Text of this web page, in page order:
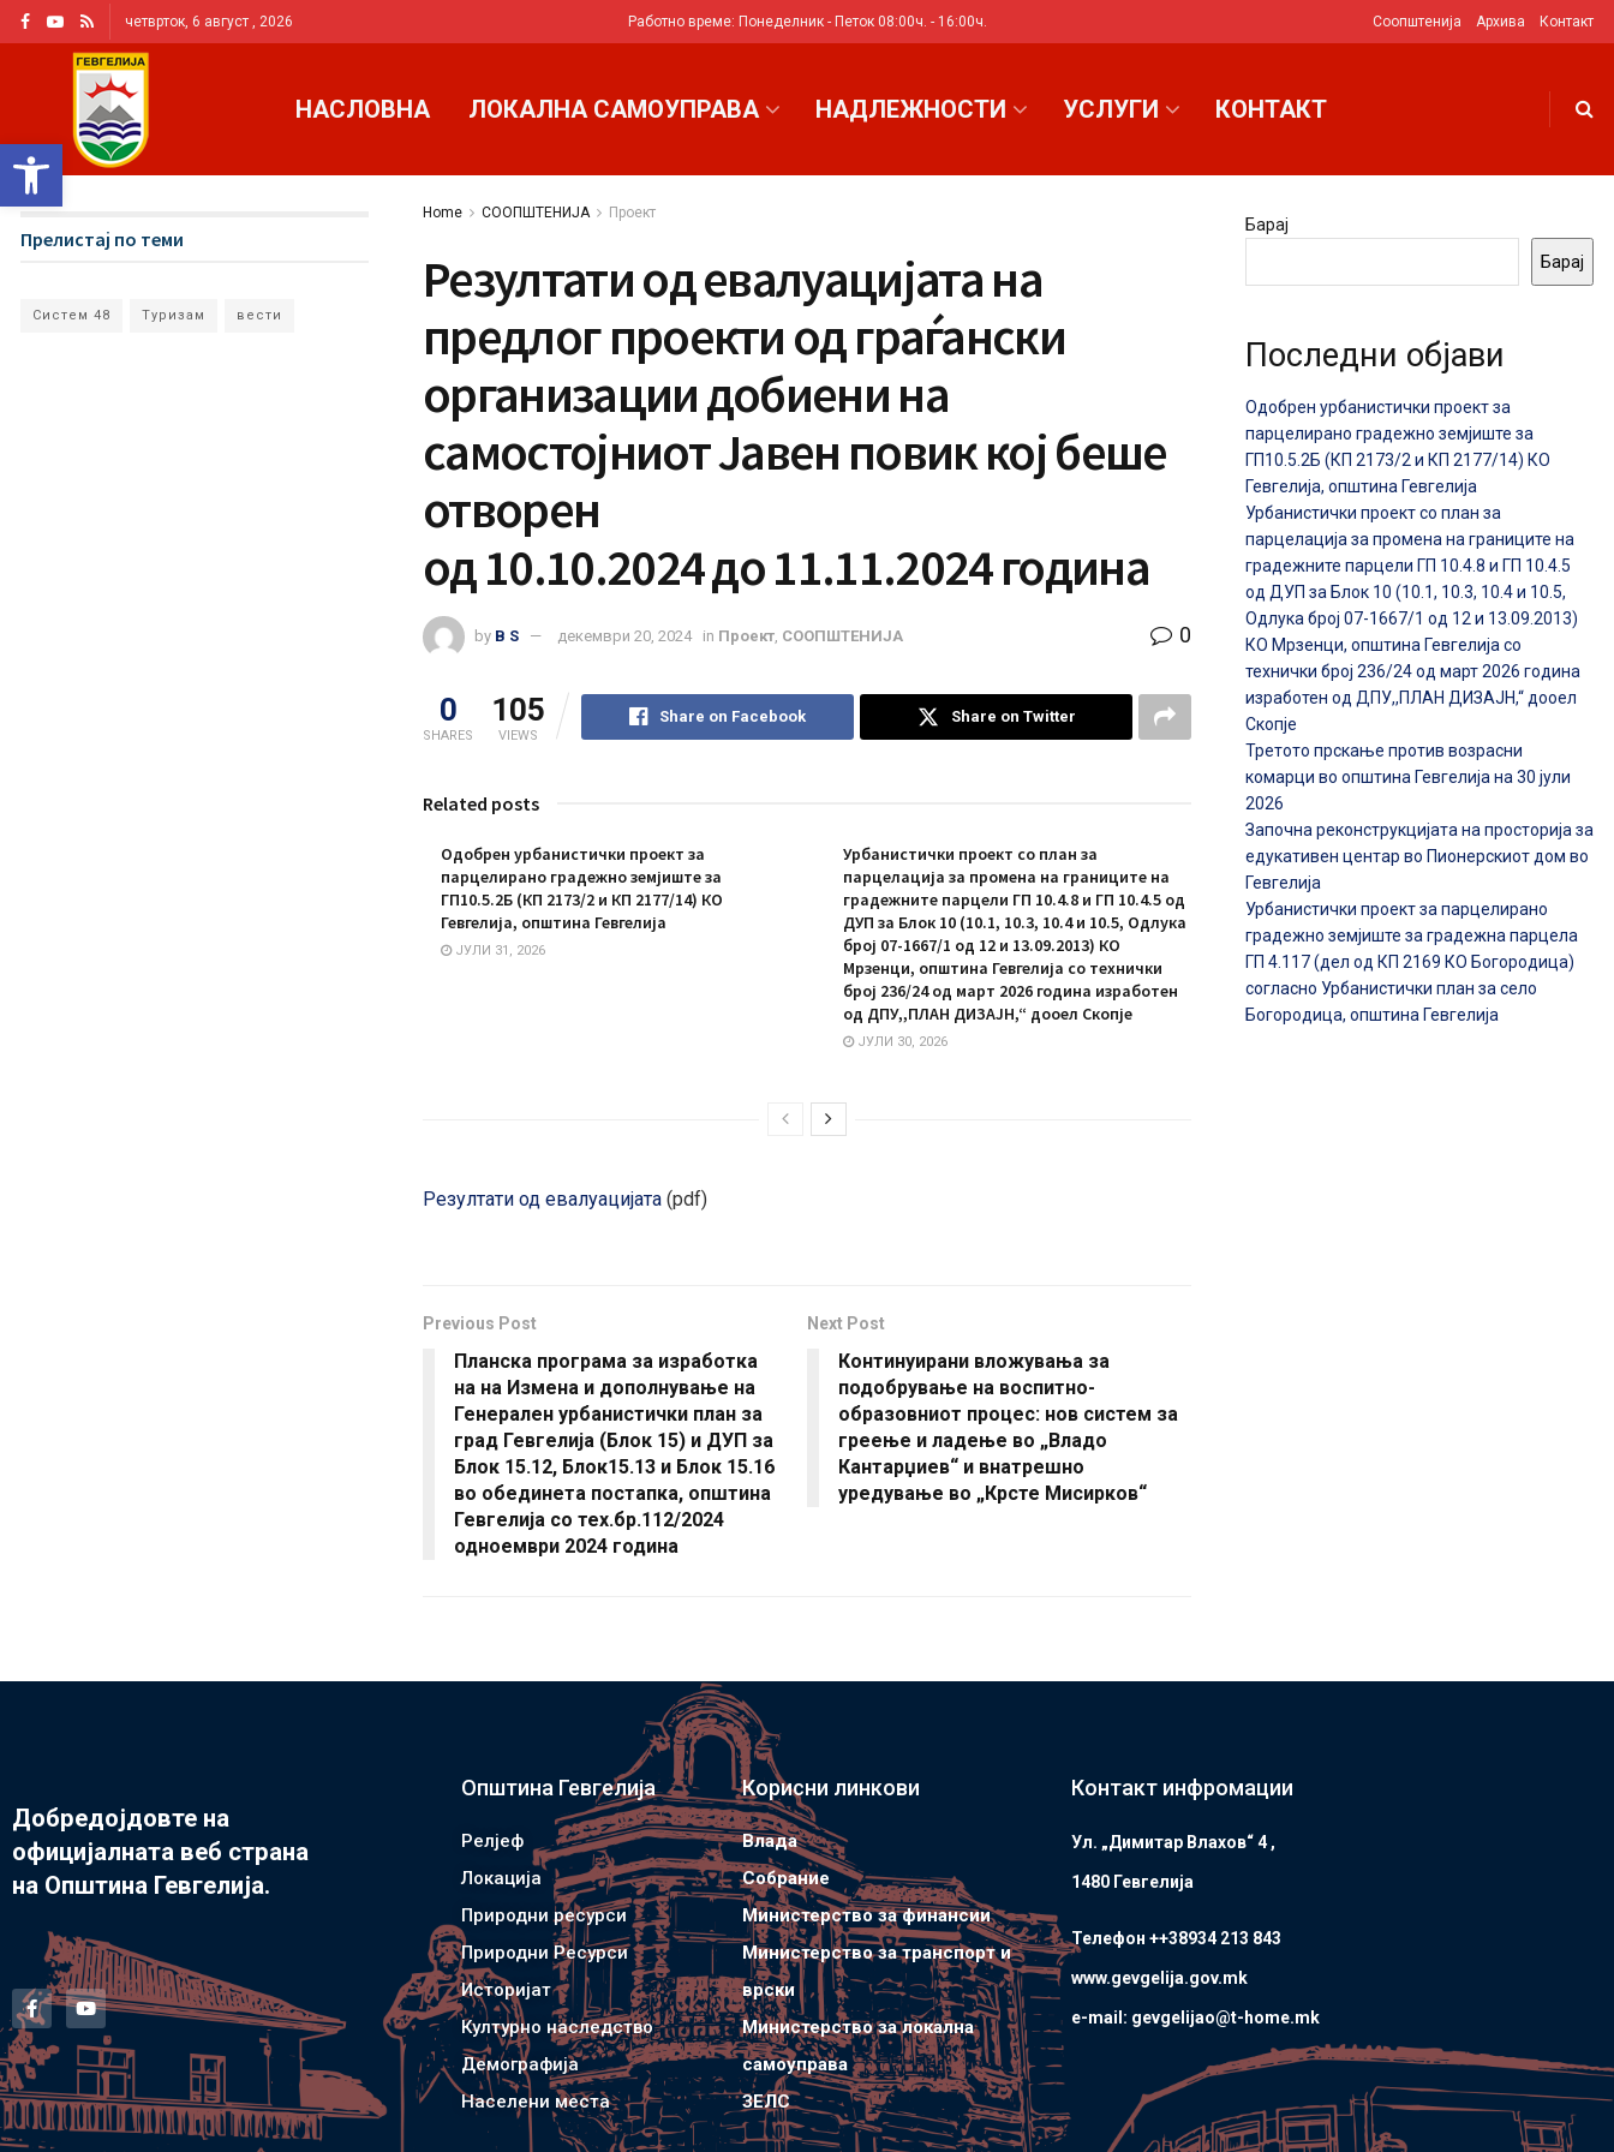
Open toolbar
четврток, 6 август , 2026 Работно време: Понеделник - Петок 08:00ч. - 16:00ч. Соопштенија Архива Контакт
НАСЛОВНА ЛОКАЛНА САМОУПРАВА НАДЛЕЖНОСТИ УСЛУГИ КОНТАКТ
Home СООПШТЕНИЈА Проект
Резултати од евалуацијата на
предлог проекти од граѓански
организации добиени на
самостојниот Јавен повик кој беше
отворен
од 10.10.2024 до 11.11.2024 година
by B S декември 20, 2024 in Проект СООПШТЕНИЈА 0
0
SHARES
105
VIEWS
Share on Facebook Share on Twitter
Related posts
Одобрен урбанистички проект за
парцелирано градежно земјиште за
ГП10.5.2Б (КП 2173/2 и КП 2177/14) КО
Гевгелија, општина Гевгелија
ЈУЛИ 31, 2026
Урбанистички проект со план за
парцелација за промена на границите на
градежните парцели ГП 10.4.8 и ГП 10.4.5 од
ДУП за Блок 10 (10.1, 10.3, 10.4 и 10.5, Одлука
број 07-1667/1 од 12 и 13.09.2013) КО
Мрзенци, општина Гевгелија со технички
број 236/24 од март 2026 година изработен
од ДПУ,,ПЛАН ДИЗАЈН,“ дооел Скопје
ЈУЛИ 30, 2026
Резултати од евалуацијата (pdf)
Previous Post
Планска програма за изработка
на на Измена и дополнување на
Генерален урбанистички план за
град Гевгелија (Блок 15) и ДУП за
Блок 15.12, Блок15.13 и Блок 15.16
во обединета постапка, општина
Гевгелија со тех.бр.112/2024
одноември 2024 година
Next Post
Континуирани вложувања за
подобрување на воспитно-
образовниот процес: нов систем за
греење и ладење во „Владо
Кантарџиев“ и внатрешно
уредување во „Крсте Мисирков“
Прелистај по теми
Систем 48 Туризам вести
Барај
Барај
Последни објави
Одобрен урбанистички проект за
парцелирано градежно земјиште за
ГП10.5.2Б (КП 2173/2 и КП 2177/14) КО
Гевгелија, општина Гевгелија
Урбанистички проект со план за
парцелација за промена на границите на
градежните парцели ГП 10.4.8 и ГП 10.4.5
од ДУП за Блок 10 (10.1, 10.3, 10.4 и 10.5,
Одлука број 07-1667/1 од 12 и 13.09.2013)
КО Мрзенци, општина Гевгелија со
технички број 236/24 од март 2026 година
изработен од ДПУ,,ПЛАН ДИЗАЈН,“ дооел
Скопје
Третото прскање против возрасни
комарци во општина Гевгелија на 30 јули
2026
Започна реконструкцијата на просторија за
едукативен центар во Пионерскиот дом во
Гевгелија
Урбанистички проект за парцелирано
градежно земјиште за градежна парцела
ГП 4.117 (дел од КП 2169 КО Богородица)
согласно Урбанистички план за село
Богородица, општина Гевгелија
Добредојдовте на
официјалната веб страна
на Општина Гевгелија.
Општина Гевгелија
Релјеф
Локација
Природни ресурси
Природни Ресурси
Историјат
Културно наследство
Демографија
Населени места
Корисни линкови
Влада
Собрание
Министерство за финансии
Министерство за транспорт и
врски
Министерство за локална
самоуправа
ЗЕЛС
Контакт инфромации
Ул. „Димитар Влахов“ 4 ,
1480 Гевгелијa
Телефон ++38934 213 843
www.gevgelija.gov.mk
e-mail: gevgelijao@t-home.mk